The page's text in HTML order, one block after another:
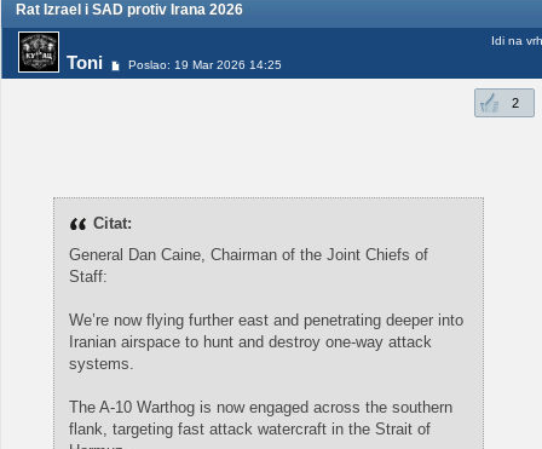
Rat Izrael i SAD protiv Irana 2026
Toni Poslao: 19 Mar 2026 14:25
Idi na vrh
2
Citat:
General Dan Caine, Chairman of the Joint Chiefs of
Staff:
We’re now flying further east and penetrating deeper into
Iranian airspace to hunt and destroy one-way attack
systems.
The A-10 Warthog is now engaged across the southern
flank, targeting fast attack watercraft in the Strait of